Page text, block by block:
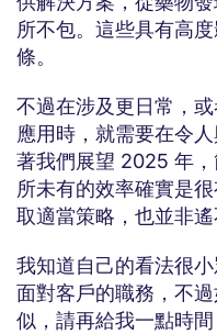
所不包。這些具有高
條。
不過在涉及更日常，
應用時，就需要在令
著我們展望 2025 年
所未有的效率確實是
取適當策略，也並非遙
我知道自己的看法很
面對客戶的職務，不
似，請再給我一點時間